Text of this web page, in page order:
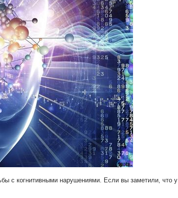
с когнитивными нарушениями. Если вы заметили, что у